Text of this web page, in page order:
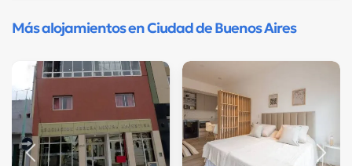
Más alojamientos en Ciudad de Buenos Aires